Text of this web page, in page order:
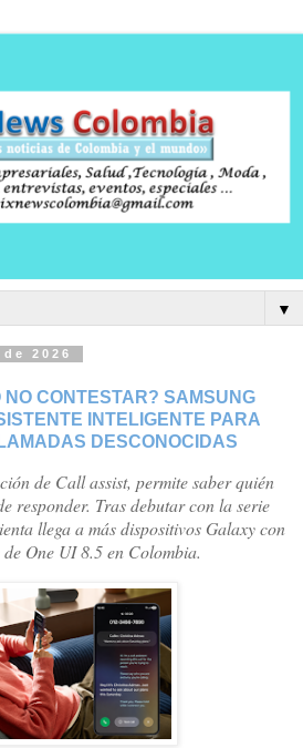
▼
2026
NO CONTESTAR? SAMSUNG
INTELIGENTE PARA
DESCONOCIDAS
de Call assist, permite saber quién
responder. Tras debutar con la serie
llega a más dispositivos Galaxy con
One UI 8.5 en Colombia.